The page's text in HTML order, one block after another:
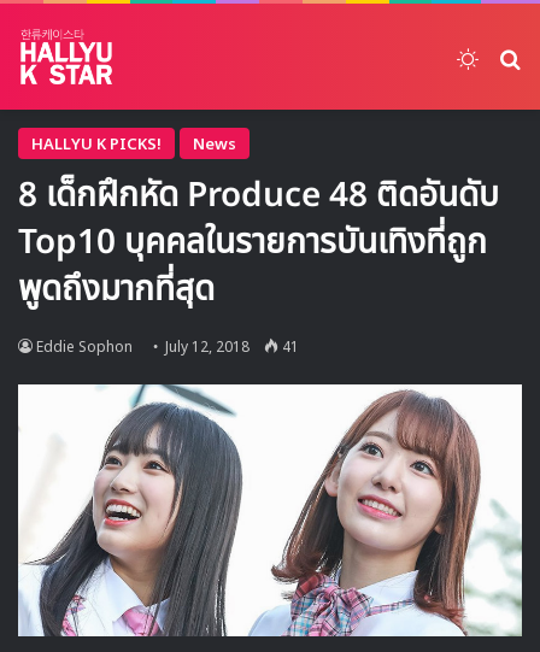
HALLYU K PICKS! News
8 เด็กฝึกหัด Produce 48 ติดอันดับ
Top10 บุคคลในรายการบันเทิงที่ถูก
พูดถึงมากที่สุด
Eddie Sophon July 12, 2018 41